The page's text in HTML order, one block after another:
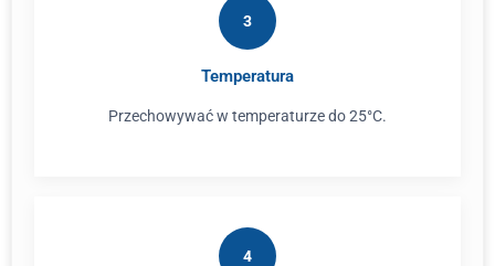
3
Temperatura
Przechowywać w temperaturze do 25°C.
4